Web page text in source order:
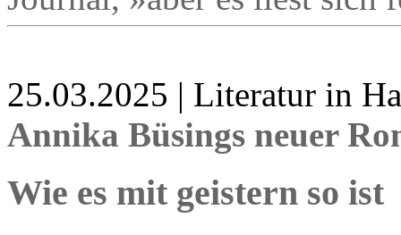
25.03.2025 | Literatur in
Annika Büsings neuer
Wie es mit geistern so ist